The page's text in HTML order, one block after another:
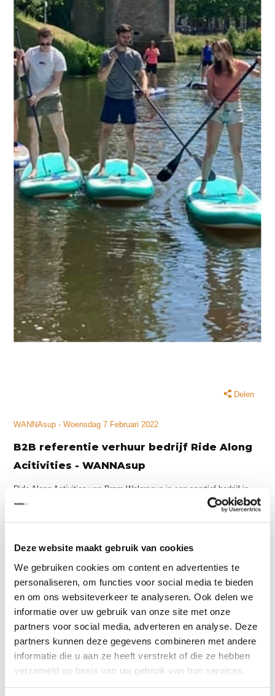
Deze website maakt gebruik van cookies
We gebruiken cookies om content en advertenties te
personaliseren, om functies voor social media te bieden
en om ons websiteverkeer te analyseren. Ook delen we
informatie over uw gebruik van onze site met onze
partners voor social media, adverteren en analyse. Deze
partners kunnen deze gegevens combineren met andere
informatie die u aan ze heeft verstrekt of die ze hebben
verzameld op basis van uw gebruik van hun services.
Delen
WANNAsup - Woensdag 7 Februari 2022
B2B referentie verhuur bedrijf Ride Along
Acitivities - WANNAsup
Ride Along Activities van Bram Walgraeve is een sportief bedrijf in
unieke groepsactiviteiten in Breda waarmee we al 2 jaar samen
meewerken. Ride Along Activities is een van onze eerste B2B
Referentie van x
Suppen is één van de 12 activiteiten die Bram organiseert. Hierbij
kan je leren suppen tijdens een workshop, een vriendenuitje of een
andere groepsactiviteit. Het suppen bij Ride Along Activities kent
prachtige locaties! Ga jij voor een stadstour over het water door
Breda, een ontspannen tocht over de Galderse Meren of stap je liever
het water op tussen het mooie groen in het Markdal? Kan jij al